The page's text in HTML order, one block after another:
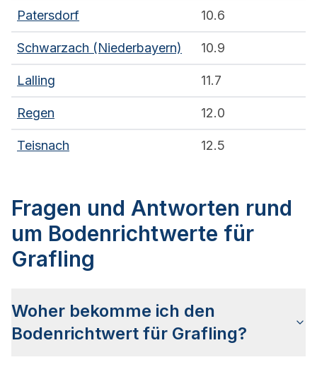
Patersdorf 10.6
Schwarzach (Niederbayern) 10.9
Lalling 11.7
Regen 12.0
Teisnach 12.5
Fragen und Antworten rund
um Bodenrichtwerte für
Grafling
Woher bekomme ich den
Bodenrichtwert für Grafling?